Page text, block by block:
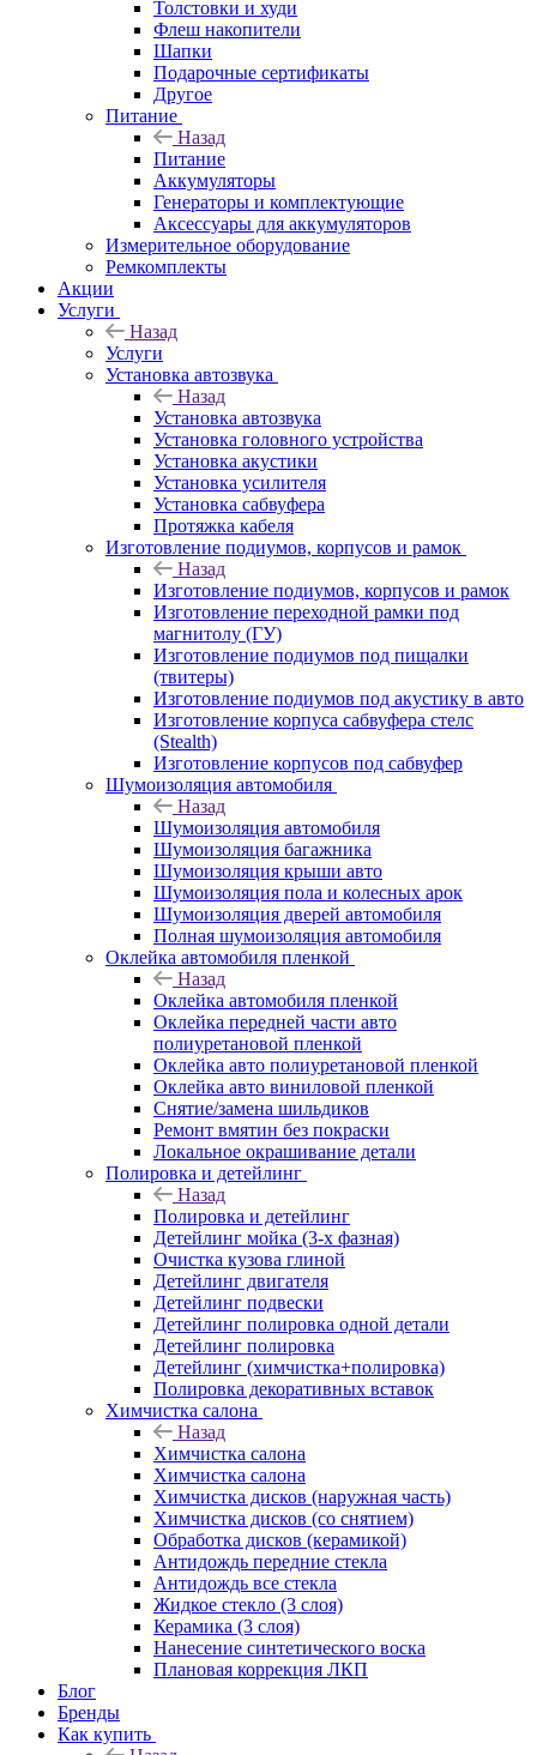
Толстовки и худи
Флеш накопители
Шапки
Подарочные сертификаты
Другое
Питание
Назад
Питание
Аккумуляторы
Генераторы и комплектующие
Аксессуары для аккумуляторов
Измерительное оборудование
Ремкомплекты
Акции
Услуги
Назад
Услуги
Установка автозвука
Назад
Установка автозвука
Установка головного устройства
Установка акустики
Установка усилителя
Установка сабвуфера
Протяжка кабеля
Изготовление подиумов, корпусов и рамок
Назад
Изготовление подиумов, корпусов и рамок
Изготовление переходной рамки под
магнитолу (ГУ)
Изготовление подиумов под пищалки
(твитеры)
Изготовление подиумов под акустику в авто
Изготовление корпуса сабвуфера стелс
(Stealth)
Изготовление корпусов под сабвуфер
Шумоизоляция автомобиля
Назад
Шумоизоляция автомобиля
Шумоизоляция багажника
Шумоизоляция крыши авто
Шумоизоляция пола и колесных арок
Шумоизоляция дверей автомобиля
Полная шумоизоляция автомобиля
Оклейка автомобиля пленкой
Назад
Оклейка автомобиля пленкой
Оклейка передней части авто
полиуретановой пленкой
Оклейка авто полиуретановой пленкой
Оклейка авто виниловой пленкой
Снятие/замена шильдиков
Ремонт вмятин без покраски
Локальное окрашивание детали
Полировка и детейлинг
Назад
Полировка и детейлинг
Детейлинг мойка (3-х фазная)
Очистка кузова глиной
Детейлинг двигателя
Детейлинг подвески
Детейлинг полировка одной детали
Детейлинг полировка
Детейлинг (химчистка+полировка)
Полировка декоративных вставок
Химчистка салона
Назад
Химчистка салона
Химчистка салона
Химчистка дисков (наружная часть)
Химчистка дисков (со снятием)
Обработка дисков (керамикой)
Антидождь передние стекла
Антидождь все стекла
Жидкое стекло (3 слоя)
Керамика (3 слоя)
Нанесение синтетического воска
Плановая коррекция ЛКП
Блог
Бренды
Как купить